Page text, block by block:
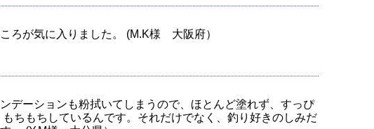
ろが気に入りました。 (M.K様 大阪府）
デーションも粉拭いてしまうので、ほとんど塗れず、すっぴ
ちもちしているんです。それだけでなく、釣り好きのしみだ